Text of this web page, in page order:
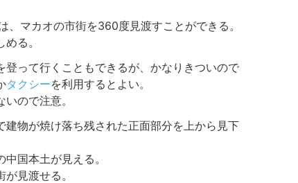
マカオの市街を360度見渡すことができる。
る。
登って行くこともできるが、かなりきついので
タクシーを利用するとよい。
ので注意。
建物が焼け落ち残された正面部分を上から見下
国本土が見える。
見渡せる。